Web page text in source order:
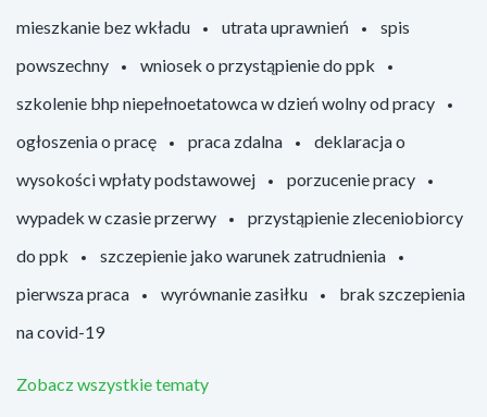
mieszkanie bez wkładu
utrata uprawnień
spis
powszechny
wniosek o przystąpienie do ppk
szkolenie bhp niepełnoetatowca w dzień wolny od pracy
ogłoszenia o pracę
praca zdalna
deklaracja o
wysokości wpłaty podstawowej
porzucenie pracy
wypadek w czasie przerwy
przystąpienie zleceniobiorcy
do ppk
szczepienie jako warunek zatrudnienia
pierwsza praca
wyrównanie zasiłku
brak szczepienia
na covid-19
Zobacz wszystkie tematy